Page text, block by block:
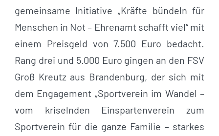
gemeinsame Initiative „Kräfte bündeln für
Menschen in Not – Ehrenamt schafft viel“ mit
einem Preisgeld von 7.500 Euro bedacht.
Rang drei und 5.000 Euro gingen an den FSV
Groß Kreutz aus Brandenburg, der sich mit
dem Engagement „Sportverein im Wandel –
vom kriselnden Einspartenverein zum
Sportverein für die ganze Familie – starkes